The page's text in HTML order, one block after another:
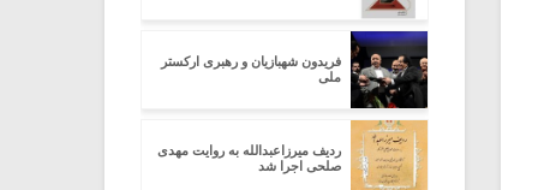
فریدون شهبازیان و رهبری ارکستر
ملی
ردیف میرزاعبدالله به روایت مهدی
صلحی اجرا شد